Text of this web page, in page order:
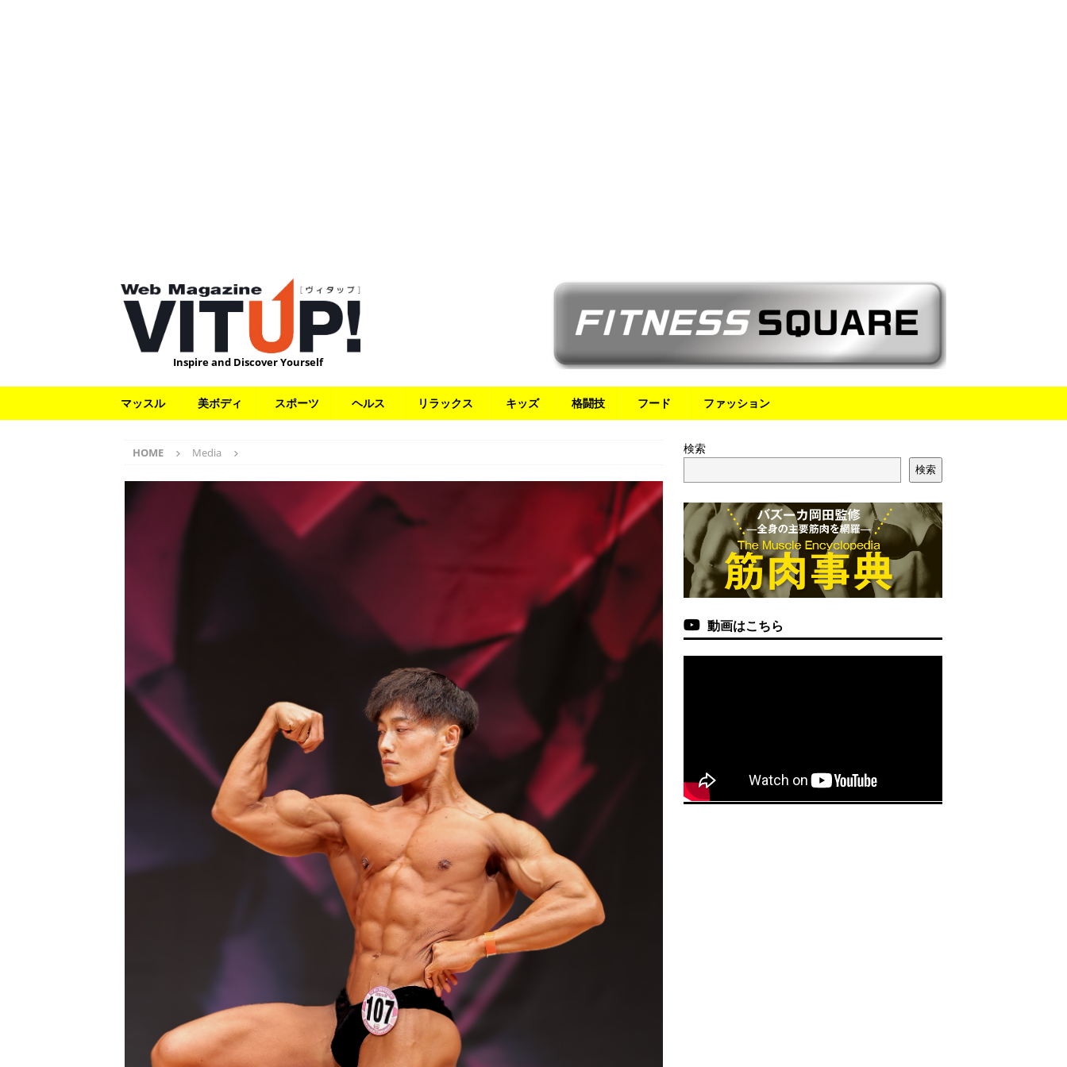
Inspire and Discover Yourself
マッスル 美ボディ スポーツ ヘルス リラックス キッズ 格闘技 フード ファッション
HOME Media 検索
検索
動画はこちら